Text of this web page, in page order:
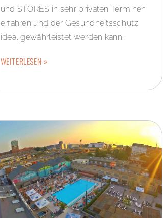
und STORES in sehr privaten Terminen
erfahren und der Gesundheitsschutz
ideal gewährleistet werden kann.
WEITERLESEN »